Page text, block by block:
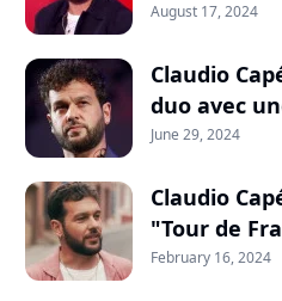
August 17, 2024
Claudio
duo avec
June 29, 2024
Claudio
"Tour de
February 16, 2024